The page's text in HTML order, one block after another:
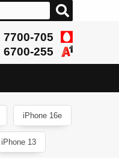
7700-705
6700-255
iPhone 16e
iPhone 13